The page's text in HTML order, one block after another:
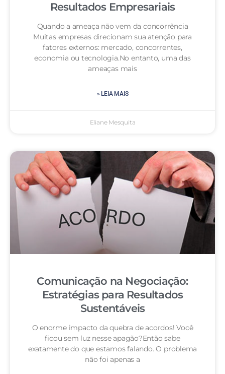
Resultados Empresariais
Quando a ameaça não vem da concorrência
Muitas empresas direcionam sua atenção para
fatores externos: mercado, concorrentes,
economia ou tecnologia.No entanto, uma das
ameaças mais
» LEIA MAIS
Eliane Mesquita
Comunicação na Negociação:
Estratégias para Resultados
Sustentáveis
O enorme impacto da quebra de acordos! Você
ficou sem luz nesse apagão?Então sabe
exatamente do que estamos falando. O problema
não foi apenas a